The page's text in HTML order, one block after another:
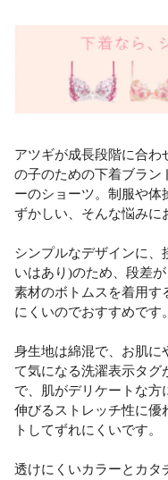
アツギが成長段階に合わ
の子のための下着ブラン
ーのショーツ。制服や体
ずかしい、そんな悩みに
シンプルなデザインに、
いはあり)のため、段差
素材のボトムスを着用す
にくいのでおすすめです。
身生地は綿混で、お肌に
て気になる洗濯表示タグ
で、肌がデリケートな方
伸びるストレッチ性に優
トしてずれにくいです。
透けにくいカラーとカタ